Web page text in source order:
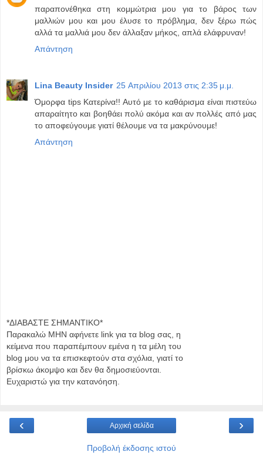
παραπονέθηκα στη κομμώτρια μου για το βάρος των
μαλλιών μου και μου έλυσε το πρόβλημα, δεν ξέρω πώς
αλλά τα μαλλιά μου δεν άλλαξαν μήκος, απλά ελάφρυναν!
Απάντηση
Lina Beauty Insider 25 Απριλίου 2013 στις 2:35 μ.μ.
Όμορφα tips Κατερίνα!! Αυτό με το καθάρισμα είναι πιστεύω
απαραίτητο και βοηθάει πολύ ακόμα και αν πολλές από μας
το αποφεύγουμε γιατί θέλουμε να τα μακρύνουμε!
Απάντηση
*ΔΙΑΒΑΣΤΕ ΣΗΜΑΝΤΙΚΟ*
Παρακαλώ MHN αφήνετε link για τα blog σας, η
κείμενα που παραπέμπουν εμένα η τα μέλη του
blog μου να τα επισκεφτούν στα σχόλια, γιατί το
βρίσκω άκομψο και δεν θα δημοσιεύονται.
Ευχαριστώ για την κατανόηση.
‹ ›
Αρχική σελίδα
Προβολή έκδοσης ιστού